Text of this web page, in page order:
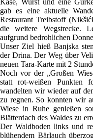
Käse, Wurst und eine
gab es eine aktuelle
Restaurant Treibstoff
die weitere Wegstrecke.
aufgrund bedrohlichen
Unser Ziel hieß Banjska
der Drina. Der Weg über
neuen Tara-Karte mit 2
Noch vor der „Großen
statt rot-weißen Punkten
wandelten wir wieder auf
zu regnen. So konnten wir
Wiese in Ruhe genießen
Blätterdach des Waldes zu
Der Waldboden links und
blühendem Bärlauch